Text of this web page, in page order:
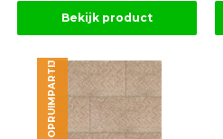
Bekijk product
OPRUIMPARTIJ